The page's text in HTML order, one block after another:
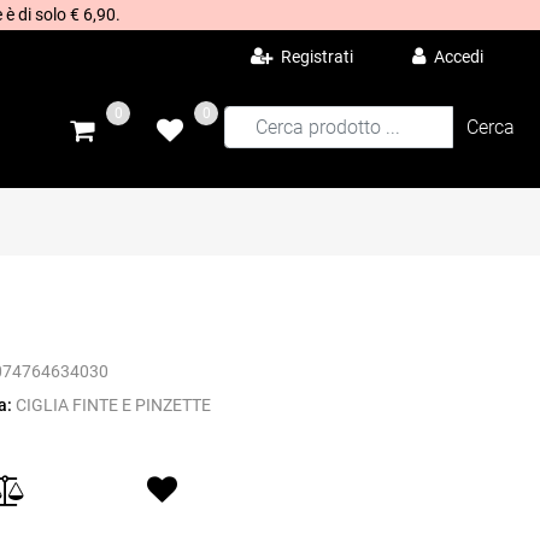
di solo € 6,90.
Registrati Accedi
0 0
CIGLIA FINTE E PINZETTE